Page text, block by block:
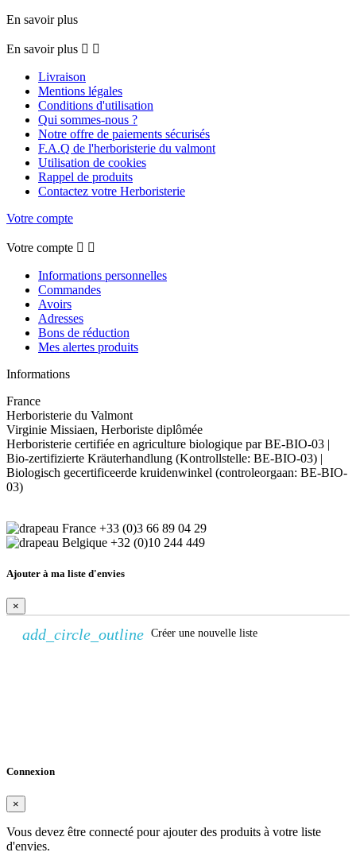
En savoir plus
En savoir plus  
Livraison
Mentions légales
Conditions d'utilisation
Qui sommes-nous ?
Notre offre de paiements sécurisés
F.A.Q de l'herboristerie du valmont
Utilisation de cookies
Rappel de produits
Contactez votre Herboristerie
Votre compte
Votre compte  
Informations personnelles
Commandes
Avoirs
Adresses
Bons de réduction
Mes alertes produits
Informations
France
Herboristerie du Valmont
Virginie Missiaen, Herboriste diplômée
Herboristerie certifiée en agriculture biologique par BE-BIO-03 |
Bio-zertifizierte Kräuterhandlung (Kontrollstelle: BE-BIO-03) |
Biologisch gecertificeerde kruidenwinkel (controleorgaan: BE-BIO-
03)
+33 (0)3 66 89 04 29
+32 (0)10 244 449
Ajouter à ma liste d'envies
×
add_circle_outline Créer une nouvelle liste
Connexion
×
Vous devez être connecté pour ajouter des produits à votre liste
d'envies.